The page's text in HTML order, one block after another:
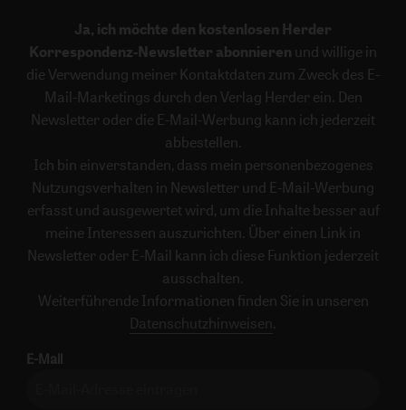
Ja, ich möchte den kostenlosen Herder
Korrespondenz-Newsletter abonnieren und willige in
die Verwendung meiner Kontaktdaten zum Zweck des E-
Mail-Marketings durch den Verlag Herder ein. Den
Newsletter oder die E-Mail-Werbung kann ich jederzeit
abbestellen.
Ich bin einverstanden, dass mein personenbezogenes
Nutzungsverhalten in Newsletter und E-Mail-Werbung
erfasst und ausgewertet wird, um die Inhalte besser auf
meine Interessen auszurichten. Über einen Link in
Newsletter oder E-Mail kann ich diese Funktion jederzeit
ausschalten.
Weiterführende Informationen finden Sie in unseren
Datenschutzhinweisen .
E-Mail